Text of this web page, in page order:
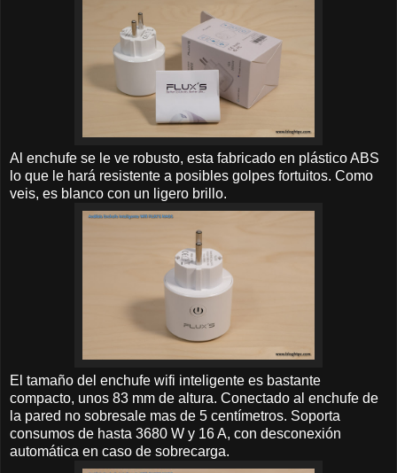
Al enchufe se le ve robusto, esta fabricado en plástico ABS
lo que le hará resistente a posibles golpes fortuitos. Como
veis, es blanco con un ligero brillo.
El tamaño del enchufe wifi inteligente es bastante
compacto, unos 83 mm de altura. Conectado al enchufe de
la pared no sobresale mas de 5 centímetros. Soporta
consumos de hasta 3680 W y 16 A, con desconexión
automática en caso de sobrecarga.